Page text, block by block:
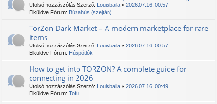
Utolsó hozzászólás Szerző: Louisbaila « 2026.07.16. 00:57
Elküldve Fórum: Búzahús (szejtán)
TorZon Dark Market – A modern marketplace for rare
items
Utolsó hozzászólás Szerző: Louisbaila « 2026.07.16. 00:57
Elküldve Fórum: Húspótlók
How to get into ТОRZON? A complete guide for
connecting in 2026
Utolsó hozzászólás Szerző: Louisbaila « 2026.07.16. 00:49
Elküldve Fórum: Tofu